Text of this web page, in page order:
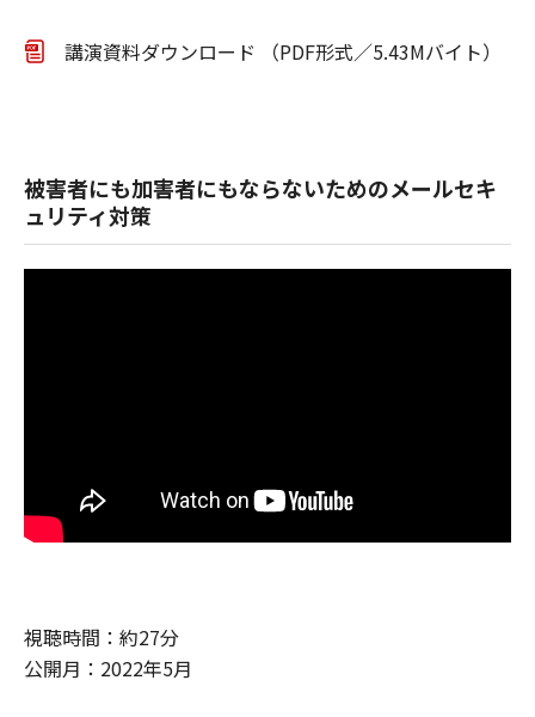
講演資料ダウンロード （PDF形式／5.43Mバイト）
被害者にも加害者にもならないためのメールセキ
ュリティ対策
視聴時間：約27分
公開月：2022年5月